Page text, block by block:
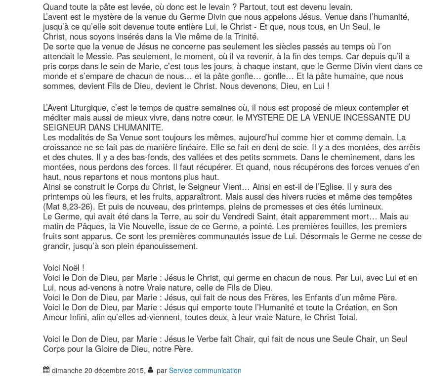
Quand toute la pâte est levée, où donc est le levain ? Partout, tout est devenu levain.
L’avent est le mystère de la venue du Germe Divin que nous appelons Jésus. Venue dans l’humanité,
jusqu’à ce qu’elle soit devenue toute entière Lui, le Christ - Et que, nous tous, en Un Seul, le
Christ, nous soyons insérés dans la Vie même de la Trinité.
De sorte que la venue de Jésus ne concerne pas seulement les siècles passés au temps où l’on
attendait le Messie. Pas seulement, le moment, où il va revenir, à la fin des temps. Car depuis qu’il a
pris corps dans le sein de Marie, c’est tous les jours, à chaque instant, que le Germe Divin vient dans ce
monde et s’empare de chacun de nous… et la pâte gonfle… gonfle… Et la pâte humaine, que nous
sommes, devient Fils de Dieu, devient le Christ. Nous devenons, Dieu, en Lui !
L’Avent Liturgique, c’est le temps de quatre semaines où, il nous est proposé de mieux contempler et
méditer mais aussi de mieux vivre, dans notre cœur, le MYSTERE DE LA VENUE INCESSANTE DU
SEIGNEUR DANS L’HUMANITE.
Les modalités de Sa Venue sont toujours les mêmes, aujourd’hui comme hier et comme demain. La
croissance ne se fait pas de manière linéaire. Elle se fait en dent de scie. Il y a des montées, des arrêts
et des chutes. Il y a des bas-fonds, des vallées et des petits sommets. Dans le cheminement, dans les
montées, nous perdons des forces. Il faut récupérer. Et quand, nous récupérons des forces venues d’en
haut, nous repartons et nous montons plus haut.
Ainsi se construit le Corps du Christ, le Seigneur Vient… Ainsi en est-il de l’Eglise. Il y aura des
printemps où les fleurs, et les fruits, apparaîtront. Mais aussi des hivers rudes et même des tempêtes
(Mat 8,23-26). Et puis de nouveau, des printemps, pleins de promesses et des étés lumineux.
Le Germe, qui avait été dans la Terre, au soir du Vendredi Saint, était apparemment mort… Mais au
matin de Pâques, la Vie Nouvelle, issue de ce Germe, a pointé. Les premières feuilles, les premiers
fruits sont apparus. Ce sont les premières communautés issue de Lui. Désormais le Germe ne cesse de
grandir, jusqu’à son plein épanouissement.
Voici Noël !
Voici le Don de Dieu, par Marie : Jésus le Christ, qui germe en chacun de nous. Par Lui, avec Lui et en
Lui, nous ad-venons à notre Vraie nature, celle de Fils de Dieu.
Voici le Don de Dieu, par Marie : Jésus, qui fait de nous des Frères, les Enfants d’un même Père.
Voici le Don de Dieu, par Marie : Jésus qui emporte toute l’Humanité et toute la Création, en Son
Amour Infini, afin qu’elles ad-viennent, toutes deux, à leur vraie Nature, le Christ Total.
Voici le Don de Dieu, par Marie : Jésus le Verbe fait Chair, qui fait de nous une Seule Chair, un Seul
Corps pour la Gloire de Dieu, notre Père.
dimanche 20 décembre 2015, par Service communication